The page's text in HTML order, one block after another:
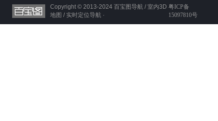
Copyright © 2013-2024 百宝图导航 / 室内3D
地图 / 实时定位导航 ·
粤ICP备
15097810号